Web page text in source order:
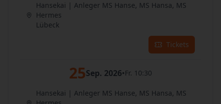
Hansekai | Anleger MS Hanse, MS Hansa, MS
Hermes
Lübeck
Tickets
25Sep. 2026•Fr. 10:30
Hansekai | Anleger MS Hanse, MS Hansa, MS